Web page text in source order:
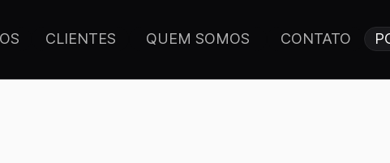
CLIENTES QUEM SOMOS CONTATO